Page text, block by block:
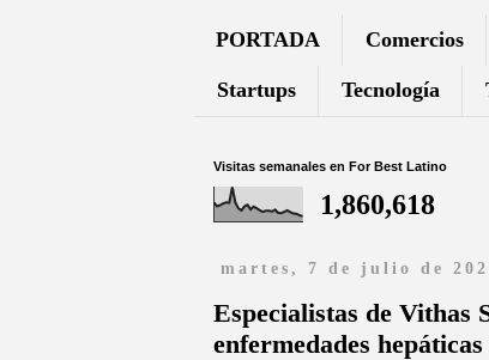
PORTADA Comercios
Startups Tecnología
Visitas semanales en For Best Latino
1,860,618
martes, 7 de julio de
Especialistas de Vithas
enfermedades hepáticas